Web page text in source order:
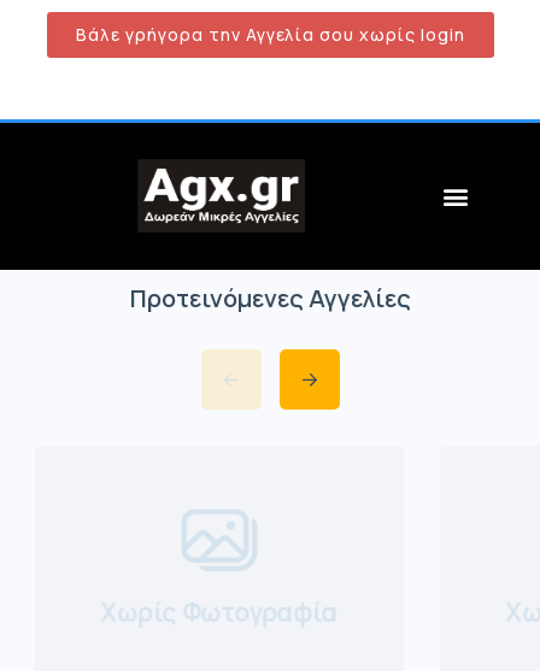
Βάλε γρήγορα την Αγγελία σου χωρίς login
Προτεινόμενες Αγγελίες
Χωρίς Φωτογραφία